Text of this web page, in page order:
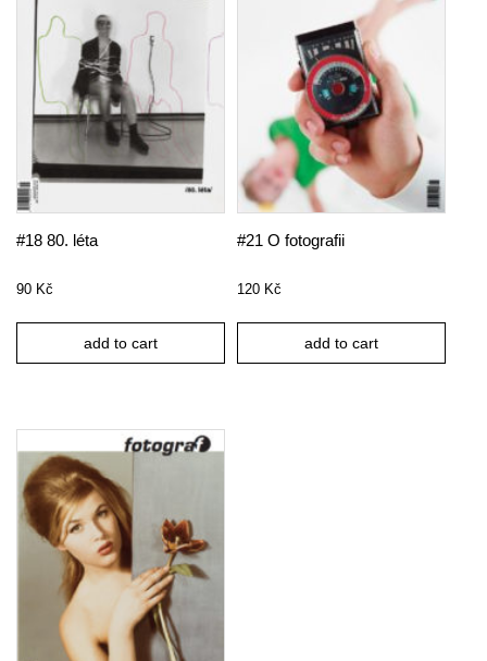
#18 80. léta
90 Kč
add to cart
#21 O fotografii
120 Kč
add to cart